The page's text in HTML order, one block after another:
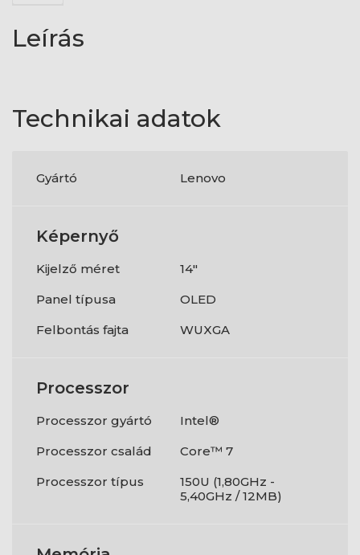
Leírás
Technikai adatok
Gyártó Lenovo
Képernyő
Kijelző méret
14"
Panel típusa
OLED
Felbontás fajta
WUXGA
Processzor
Processzor gyártó
Intel®
Processzor család
Core™ 7
Processzor típus
150U (1,80GHz -
5,40GHz / 12MB)